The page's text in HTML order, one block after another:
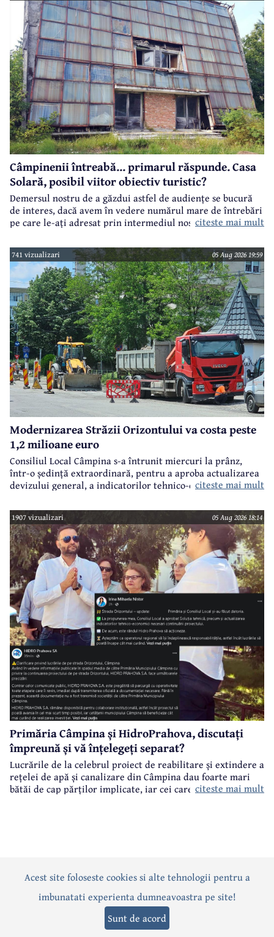
Câmpinenii întreabă... primarul răspunde. Casa
Solară, posibil viitor obiectiv turistic?
Demersul nostru de a găzdui astfel de audiențe se bucură
de interes, dacă avem în vedere numărul mare de întrebări
pe care le-ați adresat prin intermediul nostru primarului
citeste mai mult
741 vizualizari 05 Aug 2026 19:59
Modernizarea Străzii Orizontului va costa peste
1,2 milioane euro
Consiliul Local Câmpina s-a întrunit miercuri la prânz,
într-o ședință extraordinară, pentru a aproba actualizarea
devizului general, a indicatorilor tehnico-economici și a
realizarea modernizării Străzii Orizontului, obiectiv
finanțat prin Programul Național de Investiții ”Anghel
Saligny”.
citeste mai mult
1907 vizualizari 05 Aug 2026 18:14
Primăria Câmpina și HidroPrahova, discutați
împreună și vă înțelegeți separat?
Lucrările de la celebrul proiect de reabilitare și extindere a
rețelei de apă și canalizare din Câmpina dau foarte mari
bătăi de cap părților implicate, iar cei care suferă sunt
citeste mai mult
ActualitatePoliticăSocialEvenimentInterviuri
Editorial Sport Anunțuri
Acest site foloseste cookies si alte tehnologii pentru a
imbunatati experienta dumneavoastra pe site!
Sunt de acord